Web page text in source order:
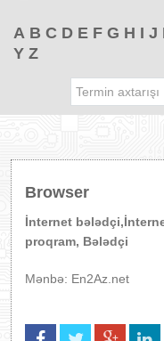
A B C D E F G H I J
Y Z
Browser
İnternet
proqram, Bələdçi
Mənbə: En2Az.net